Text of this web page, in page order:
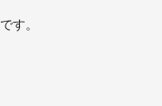
です。